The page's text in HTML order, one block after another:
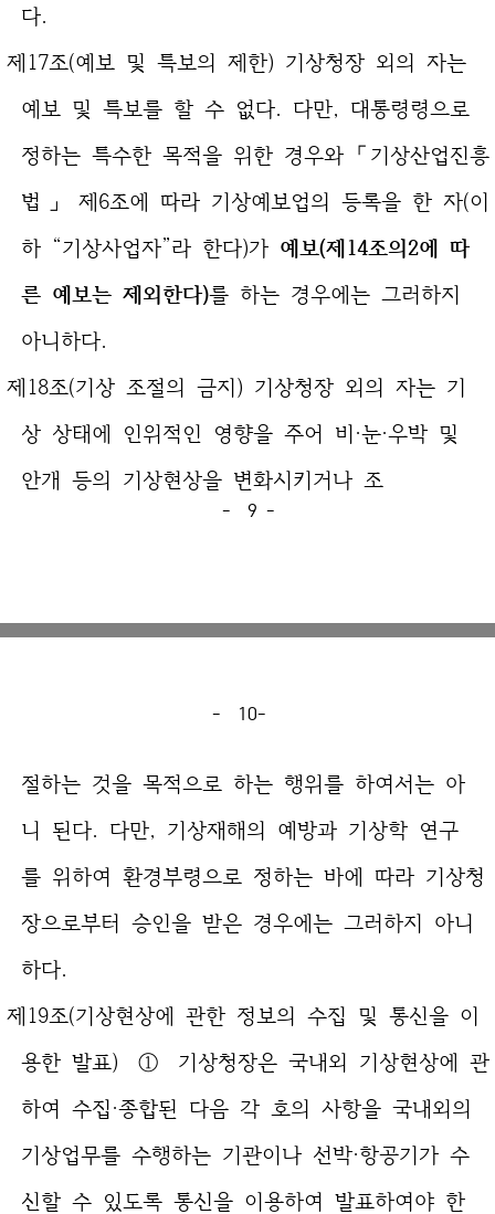
다.
제17조(예보 및 특보의 제한) 기상청장 외의 자는
예보 및 특보를 할 수 없다. 다만, 대통령령으로
정하는 특수한 목적을 위한 경우와 「기상산업진흥
법」 제6조에 따라 기상예보업의 등록을 한 자(이
하 “기상사업자”라 한다)가 예보(제14조의2에 따
른 예보는 제외한다)를 하는 경우에는 그러하지
아니하다.
제18조(기상 조절의 금지) 기상청장 외의 자는 기
상 상태에 인위적인 영향을 주어 비·눈·우박 및
안개 등의 기상현상을 변화시키거나 조
- 9 -
- 10-
절하는 것을 목적으로 하는 행위를 하여서는 아
니 된다. 다만, 기상재해의 예방과 기상학 연구
를 위하여 환경부령으로 정하는 바에 따라 기상청
장으로부터 승인을 받은 경우에는 그러하지 아니
하다.
제19조(기상현상에 관한 정보의 수집 및 통신을 이
용한 발표) ① 기상청장은 국내외 기상현상에 관
하여 수집·종합된 다음 각 호의 사항을 국내외의
기상업무를 수행하는 기관이나 선박·항공기가 수
신할 수 있도록 통신을 이용하여 발표하여야 한